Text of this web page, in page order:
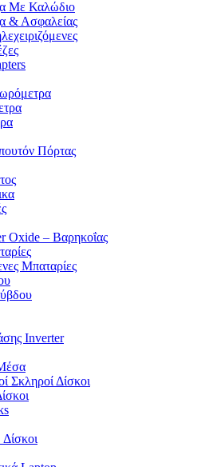
Με Καλώδιο
& Ασφαλείας
Πόρτας
Oxide – Βαρηκοΐας
Μπαταρίες
Inverter
Σκληροί Δίσκοι